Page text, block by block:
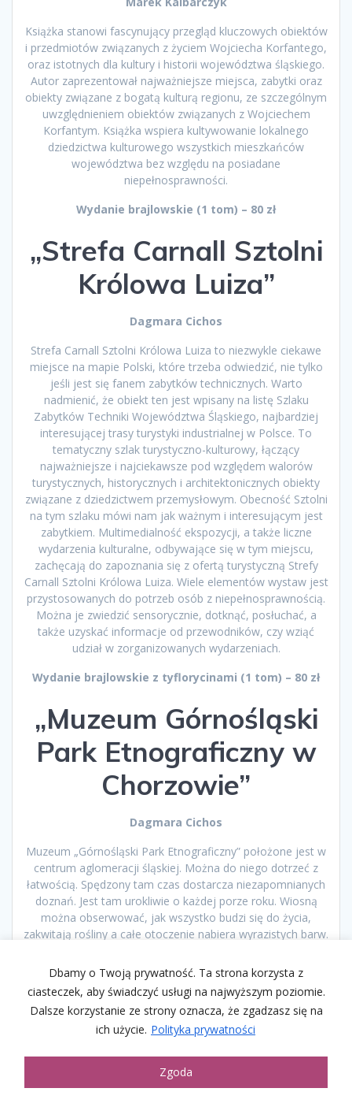
Dbamy o Twoją prywatność. Ta strona korzysta z
ciasteczek, aby świadczyć usługi na najwyższym poziomie.
Dalsze korzystanie ze strony oznacza, że zgadzasz się na
ich użycie. Polityka prywatności
Zgoda
Książka stanowi fascynujący przegląd kluczowych obiektów
i przedmiotów związanych z życiem Wojciecha Korfantego,
oraz istotnych dla kultury i historii województwa śląskiego.
Autor zaprezentował najważniejsze miejsca, zabytki oraz
obiekty związane z bogatą kulturą regionu, ze szczególnym
uwzględnieniem obiektów związanych z Wojciechem
Korfantym. Książka wspiera kultywowanie lokalnego
dziedzictwa kulturowego wszystkich mieszkańców
województwa bez względu na posiadane
niepełnosprawności.
Wydanie brajlowskie (1 tom) – 80 zł
„Strefa Carnall Sztolni
Królowa Luiza”
Dagmara Cichos
Strefa Carnall Sztolni Królowa Luiza to niezwykle ciekawe
miejsce na mapie Polski, które trzeba odwiedzić, nie tylko
jeśli jest się fanem zabytków technicznych. Warto
nadmienić, że obiekt ten jest wpisany na listę Szlaku
Zabytków Techniki Województwa Śląskiego, najbardziej
interesującej trasy turystyki industrialnej w Polsce. To
tematyczny szlak turystyczno-kulturowy, łączący
najważniejsze i najciekawsze pod względem walorów
turystycznych, historycznych i architektonicznych obiekty
związane z dziedzictwem przemysłowym. Obecność Sztolni
na tym szlaku mówi nam jak ważnym i interesującym jest
zabytkiem. Multimedialność ekspozycji, a także liczne
wydarzenia kulturalne, odbywające się w tym miejscu,
zachęcają do zapoznania się z ofertą turystyczną Strefy
Carnall Sztolni Królowa Luiza. Wiele elementów wystaw jest
przystosowanych do potrzeb osób z niepełnosprawnością.
Można je zwiedzić sensorycznie, dotknąć, posłuchać, a
także uzyskać informacje od przewodników, czy wziąć
udział w zorganizowanych wydarzeniach.
Wydanie brajlowskie z tyflorycinami (1 tom) – 80 zł
„Muzeum Górnośląski
Park Etnograficzny w
Chorzowie”
Dagmara Cichos
Muzeum „Górnośląski Park Etnograficzny” położone jest w
centrum aglomeracji śląskiej. Można do niego dotrzeć z
łatwością. Spędzony tam czas dostarcza niezapomnianych
doznań. Jest tam urokliwie o każdej porze roku. Wiosną
można obserwować, jak wszystko budzi się do życia,
zakwitają rośliny a całe otoczenie nabiera wyrazistych barw.
możliwość odpoczynku na specjalnie przygotowanych
leżakach. Jesień całkowicie zmienia krajobraz i maluje liście
na czerwono, żółto i pomarańczowo. Zimą jest równie
pięknie – śnieg pokrywa drzewa i dachy i odmienia
krajobraz nie do poznania. Wszędzie wtedy jest biało, a pod
Spacer muzealnymi alejkami ułatwia oderwanie się od